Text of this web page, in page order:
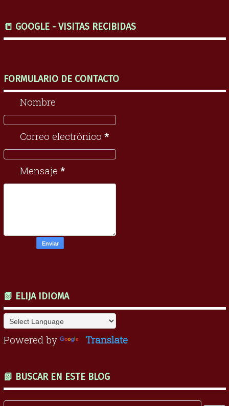
📒 GOOGLE - VISITAS RECIBIDAS
FORMULARIO DE CONTACTO
Nombre
Correo electrónico *
Mensaje *
📗 ELIJA IDIOMA
Powered by Translate
📗 BUSCAR EN ESTE BLOG